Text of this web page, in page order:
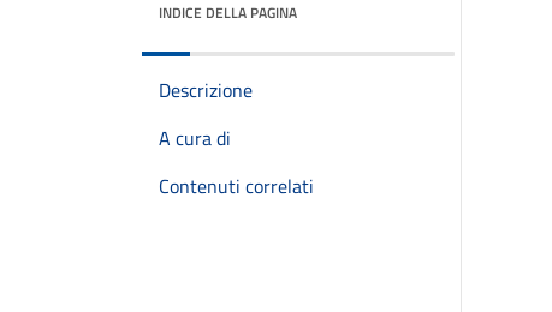
INDICE DELLA PAGINA
Descrizione
A cura di
Contenuti correlati